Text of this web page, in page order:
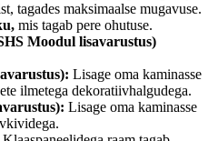
tagades maksimaalse mugavuse.
mis tagab pere ohutuse.
Moodul lisavarustus)
Lisage oma kaminasse
ilmetega dekoratiivhalgudega.
Lisage oma kaminasse